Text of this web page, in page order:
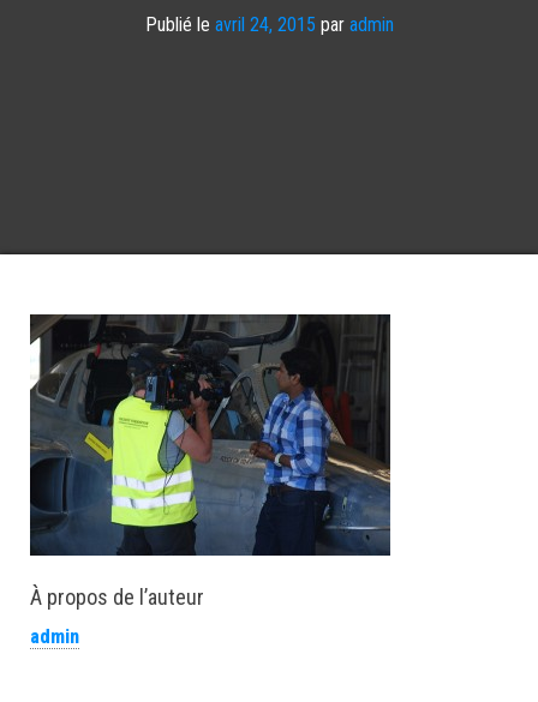
Publié le avril 24, 2015 par admin
À propos de l’auteur
admin